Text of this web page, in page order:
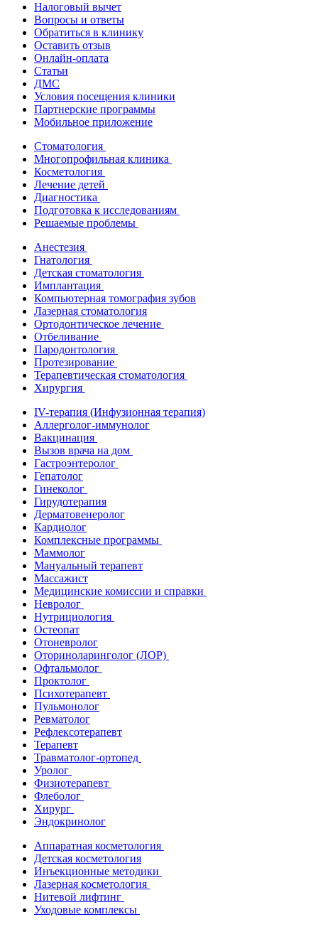
Налоговый вычет
Вопросы и ответы
Обратиться в клинику
Оставить отзыв
Онлайн-оплата
Статьи
ДМС
Условия посещения клиники
Партнерские программы
Мобильное приложение
Стоматология
Многопрофильная клиника
Косметология
Лечение детей
Диагностика
Подготовка к исследованиям
Решаемые проблемы
Анестезия
Гнатология
Детская стоматология
Имплантация
Компьютерная томография зубов
Лазерная стоматология
Ортодонтическое лечение
Отбеливание
Пародонтология
Протезирование
Терапевтическая стоматология
Хирургия
IV-терапия (Инфузионная терапия)
Аллерголог-иммунолог
Вакцинация
Вызов врача на дом
Гастроэнтеролог
Гепатолог
Гинеколог
Гирудотерапия
Дерматовенеролог
Кардиолог
Комплексные программы
Маммолог
Мануальный терапевт
Массажист
Медицинские комиссии и справки
Невролог
Нутрициология
Остеопат
Отоневролог
Оториноларинголог (ЛОР)
Офтальмолог
Проктолог
Психотерапевт
Пульмонолог
Ревматолог
Рефлексотерапевт
Терапевт
Травматолог-ортопед
Уролог
Физиотерапевт
Флеболог
Хирург
Эндокринолог
Аппаратная косметология
Детская косметология
Инъекционные методики
Лазерная косметология
Нитевой лифтинг
Уходовые комплексы